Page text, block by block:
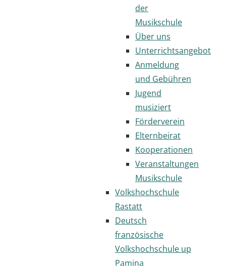
der
Musikschule
Über uns
Unterrichtsangebot
Anmeldung
und Gebühren
Jugend
musiziert
Förderverein
Elternbeirat
Kooperationen
Veranstaltungen
Musikschule
Volkshochschule
Rastatt
Deutsch
französische
Volkshochschule up
Pamina